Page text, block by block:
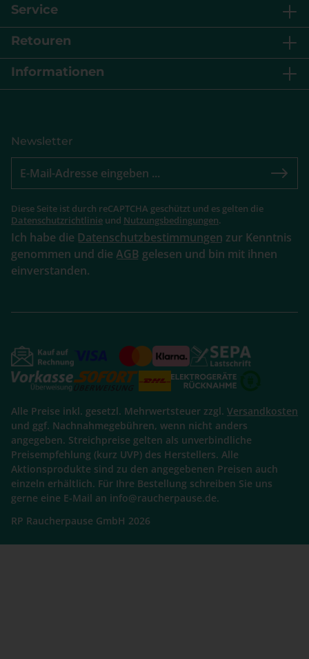
Service
Retouren
Informationen
Newsletter
Diese Seite ist durch reCAPTCHA geschützt und es gelten die
Datenschutzrichtlinie und Nutzungsbedingungen.
Ich habe die Datenschutzbestimmungen zur Kenntnis
genommen und die AGB gelesen und bin mit ihnen
einverstanden.
Alle Preise inkl. gesetzl. Mehrwertsteuer zzgl. Versandkosten
und ggf. Nachnahmegebühren, wenn nicht anders
angegeben. Streichpreise gelten als unverbindliche
Preisempfehlung (kurz UVP) des Herstellers. Alle
Aktionsprodukte sind zu den angegebenen Preisen auch
einzeln erhältlich. Für Ihre Bestellung schreiben Sie uns
gerne eine E-Mail an info@raucherpause.de.
RP Raucherpause GmbH 2026